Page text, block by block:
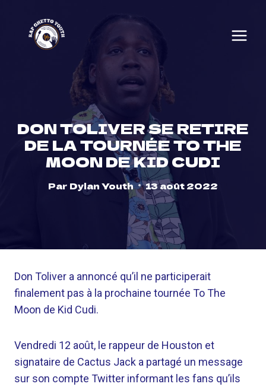
content
DON TOLIVER SE RETIRE
DE LA TOURNÉE TO THE
MOON DE KID CUDI
Par Dylan Youth 13 août 2022
Don Toliver a annoncé qu’il ne participerait
finalement pas à la prochaine tournée To The
Moon de Kid Cudi.
Vendredi 12 août, le rappeur de Houston et
signataire de Cactus Jack a partagé un message
sur son compte Twitter informant les fans qu’ils